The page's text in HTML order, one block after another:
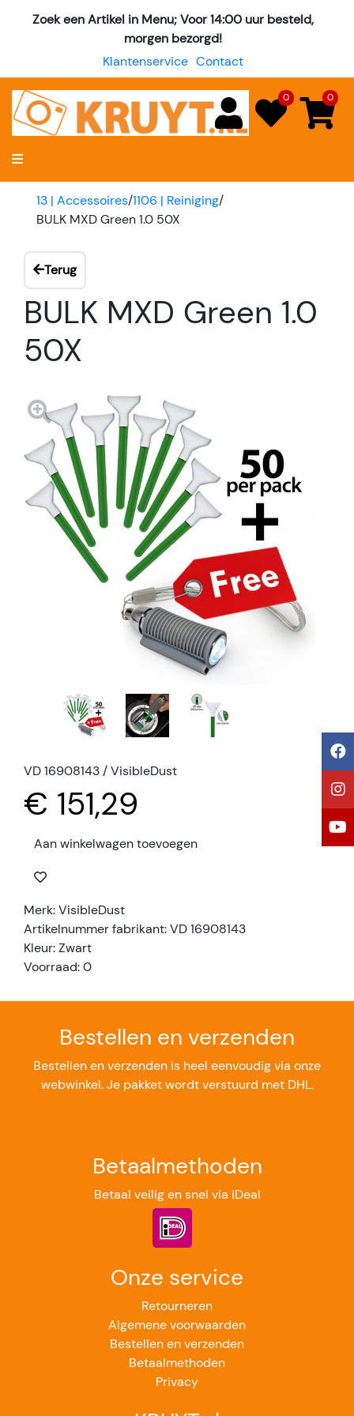
Zoek een Artikel in Menu; Voor 14:00 uur besteld,
morgen bezorgd!
Klantenservice Contact
0 0
13 | Accessoires/1106 | Reiniging/
BULK MXD Green 1.0 50X
Terug
BULK MXD Green 1.0
50X
VD 16908143 / VisibleDust
€ 151,29
Aan winkelwagen toevoegen
Merk: VisibleDust
Artikelnummer fabrikant: VD 16908143
Kleur: Zwart
Voorraad: 0
Bestellen en verzenden
Bestellen en verzenden is heel eenvoudig via onze
webwinkel. Je pakket wordt verstuurd met DHL.
Betaalmethoden
Betaal veilig en snel via iDeal
Onze service
Retourneren
Algemene voorwaarden
Bestellen en verzenden
Betaalmethoden
Privacy